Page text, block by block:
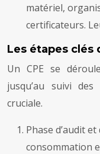
matériel,
certificateurs.
Les étapes clés
Un CPE se
jusqu’au suivi
cruciale.
Phase d’audit
consommation